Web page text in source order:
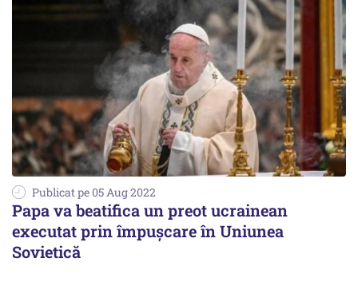
Publicat pe 05 Aug 2022
Papa va beatifica un preot ucrainean
executat prin împuşcare în Uniunea
Sovietică